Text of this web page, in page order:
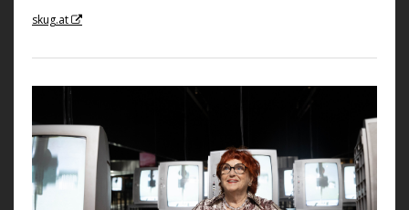
skug.at